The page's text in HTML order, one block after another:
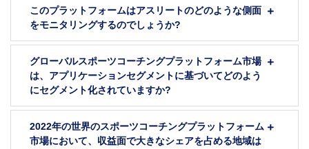
このプラットフォームはアスリートのどのような側面
をモニタリングするのでしょうか?
グローバルスポーツコーチングプラットフォーム市場
は、アプリケーションセグメントに基づいてどのよう
にセグメント化されていますか?
2022年の世界のスポーツコーチングプラットフォーム
市場において、収益面で大きなシェアを占める地域は